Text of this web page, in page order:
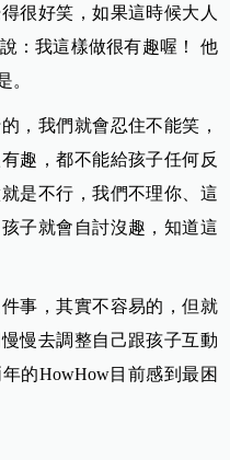
很好笑，如果這時候大人
：我這樣做很有趣喔！ 他
。
，我們就會忍住不能笑，
趣，都不能給孩子任何反
是不行，我們不理你、這
子就會自討沒趣，知道這
事，其實不容易的，但就
慢去調整自己跟孩子互動
的HowHow目前感到最困